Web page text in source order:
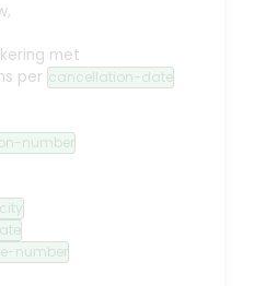
met
per cancellation-date
number
city
number